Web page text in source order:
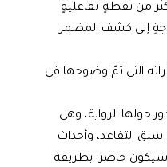
من نقطةٍ تفاعليةٍ
إلى كشف المضمر
التي تمّ وضوحها في
حولها الرواية، وهي
التقاعد، وأحداث
سيكون حاضرا بطريقة